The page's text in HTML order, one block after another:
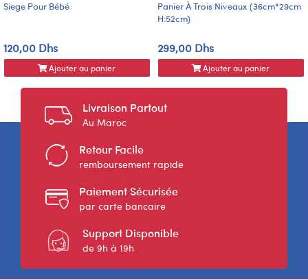
Siege Pour Bébé
120,00 Dhs
Ajouter au panier
Panier À Trois Niveaux (36cm*29cm
H:52cm)
299,00 Dhs
Ajouter au panier
Livraison Partout
Au Maroc
Retour Facile
remboursement rapide
Paiement Sécurisée
par carte bancaire
Support Disponible
de 9h à 19h